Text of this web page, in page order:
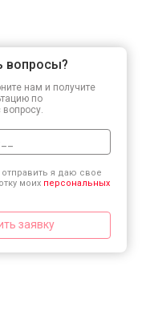
вопросы?
нам и получите
по
я даю свое
моих персональных
заявку